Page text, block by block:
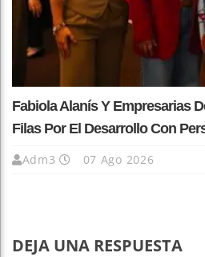
Fabiola Alanís Y Empresarias
Filas Por El Desarrollo Con
Adm3 07 Ago 2026
DEJA UNA RESPUESTA